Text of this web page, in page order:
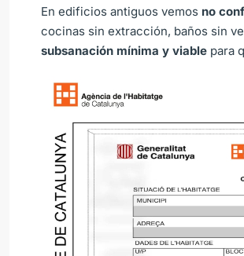
En edificios antiguos vemos no
cocinas sin extracción, baños sin
subsanación mínima y viable para